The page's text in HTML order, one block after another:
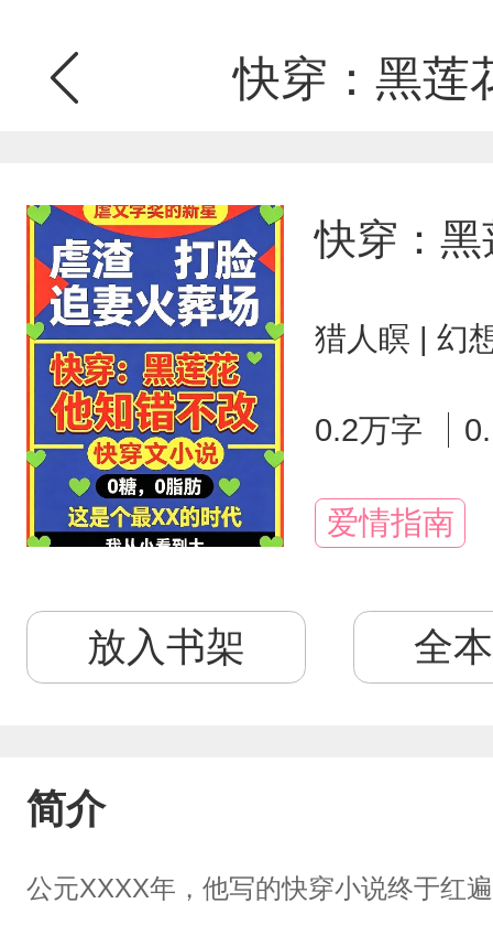
快穿：黑莲
快穿：
猎人瞑 | 幻
0.2万字
爱情指南
放入书架 全
简介
公元XXXX年，他写的快穿小说终于红